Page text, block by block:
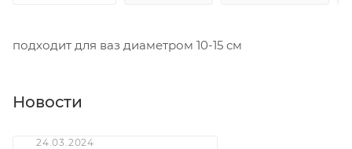
подходит для ваз диаметром 10-15 см
Новости
24.03.2024